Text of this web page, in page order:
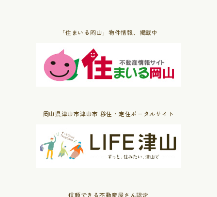
「住まいる岡山」物件情報、掲載中
岡山県津山市津山市 移住・定住ポータルサイト
信頼できる不動産屋さん認定